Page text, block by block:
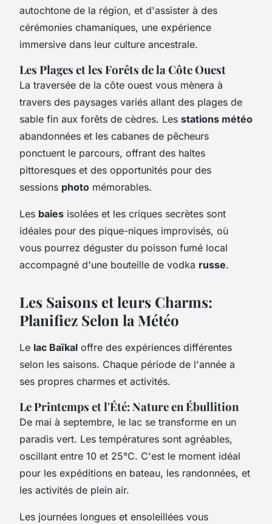
autochtone de la région, et d'assister à des
cérémonies chamaniques, une expérience
immersive dans leur culture ancestrale.
Les Plages et les Forêts de la Côte Ouest
La traversée de la côte ouest vous mènera à
travers des paysages variés allant des plages de
sable fin aux forêts de cèdres. Les stations météo
abandonnées et les cabanes de pêcheurs
ponctuent le parcours, offrant des haltes
pittoresques et des opportunités pour des
sessions photo mémorables.
Les baies isolées et les criques secrètes sont
idéales pour des pique-niques improvisés, où
vous pourrez déguster du poisson fumé local
accompagné d'une bouteille de vodka russe.
Les Saisons et leurs Charms:
Planifiez Selon la Météo
Le lac Baïkal offre des expériences différentes
selon les saisons. Chaque période de l'année a
ses propres charmes et activités.
Le Printemps et l'Été: Nature en Ébullition
De mai à septembre, le lac se transforme en un
paradis vert. Les températures sont agréables,
oscillant entre 10 et 25°C. C'est le moment idéal
pour les expéditions en bateau, les randonnées, et
les activités de plein air.
Les journées longues et ensoleillées vous